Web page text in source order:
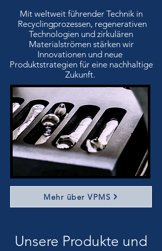
Mit weltweit führender Technik in
Recyclingprozessen, regenerativen
Technologien und zirkulären
Materialströmen stärken wir
Innovationen und neue
Produktstrategien für eine nachhaltige
Zukunft.
Mehr über VPMS
Unsere Produkte und